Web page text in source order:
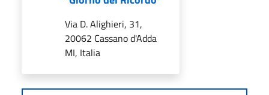
Via D. Alighieri, 31,
20062 Cassano d'Adda
MI, Italia